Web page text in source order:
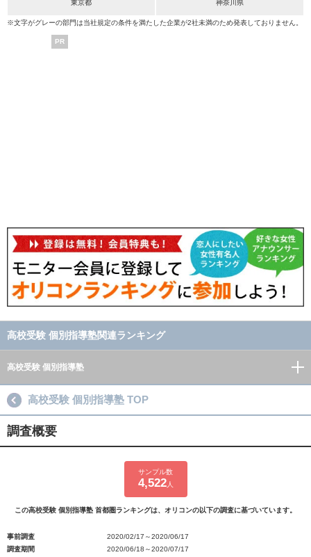
東京都 神奈川県
※文字がグレーの部門は当社規定の条件を満たした企業が2社未満のため発表しておりません。
PR
高校受験 個別指導塾関連ランキング
高校受験 個別指導塾
高校受験 個別指導塾 TOP
調査概要
サンプル数
4,522人
この高校受験 個別指導塾 首都圏ランキングは、オリコンの以下の調査に基づいています。
事前調査
2020/02/17～2020/06/17
調査期間
2020/06/18～2020/07/17